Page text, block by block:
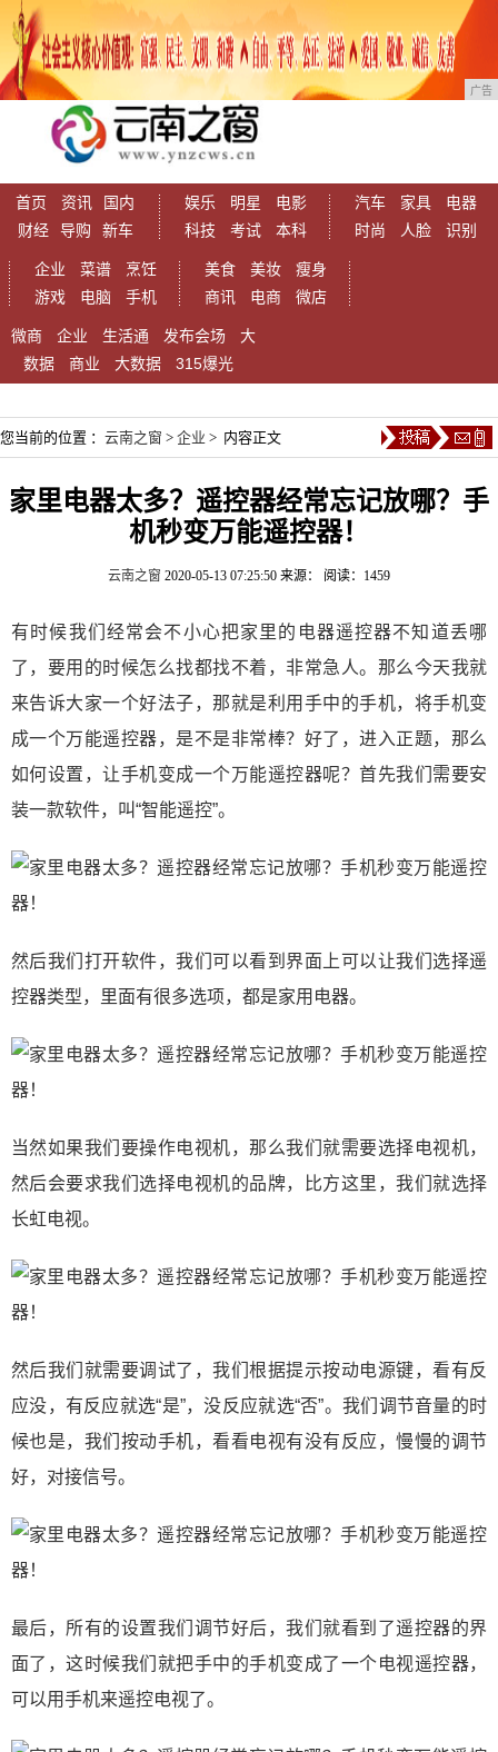
广告
首页 资讯
国内
财经
导购 新车
娱乐 明星
电影
科技
考试 本科
汽车 家具
电器
时尚
人脸 识别
企业 菜谱
烹饪
游戏
电脑 手机
美食 美妆
瘦身
商讯
电商 微店
微商 企业 生活通 发布会场
大
数据
商业 大数据 315爆光
您当前的位置 ： 云南之窗 > 企业 > 内容正文
家里电器太多？遥控器经常忘记放哪？手
机秒变万能遥控器！
云南之窗 2020-05-13 07:25:50 来源： 阅读：1459
有时候我们经常会不小心把家里的电器遥控器不知道丢哪
了，要用的时候怎么找都找不着，非常急人。那么今天我就
来告诉大家一个好法子，那就是利用手中的手机，将手机变
成一个万能遥控器，是不是非常棒？好了，进入正题，那么
如何设置，让手机变成一个万能遥控器呢？首先我们需要安
装一款软件，叫“智能遥控”。
然后我们打开软件，我们可以看到界面上可以让我们选择遥
控器类型，里面有很多选项，都是家用电器。
当然如果我们要操作电视机，那么我们就需要选择电视机，
然后会要求我们选择电视机的品牌，比方这里，我们就选择
长虹电视。
然后我们就需要调试了，我们根据提示按动电源键，看有反
应没，有反应就选“是”，没反应就选“否”。我们调节音量的时
候也是，我们按动手机，看看电视有没有反应，慢慢的调节
好，对接信号。
最后，所有的设置我们调节好后，我们就看到了遥控器的界
面了，这时候我们就把手中的手机变成了一个电视遥控器，
可以用手机来遥控电视了。